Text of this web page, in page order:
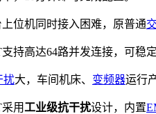
位机同时接入困难，原普通
持高达64路并发连接，可稳
扰大，车间机床、 变频器运行
用工业级抗干扰设计，内置